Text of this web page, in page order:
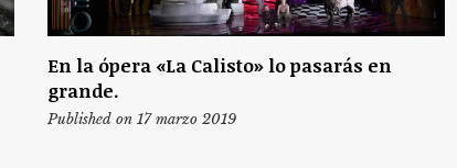
En la ópera «La Calisto» lo pasarás en
grande.
Published on 17 marzo 2019